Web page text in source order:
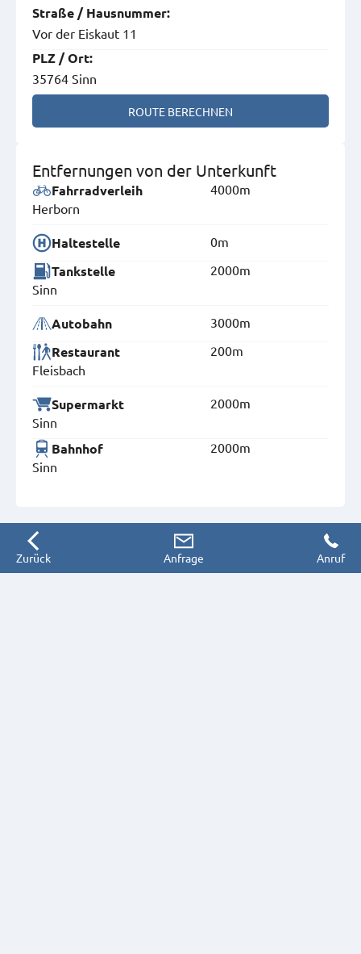
Straße / Hausnummer:
Vor der Eiskaut 11
PLZ /Ort:
35764 Sinn
ROUTE BERECHNEN
Entfernungen von der Unterkunft
Fahrradverleih
Herborn
4000m
Haltestelle 0m
Tankstelle
Sinn
2000m
Autobahn 3000m
Restaurant
Fleisbach
200m
Supermarkt
Sinn
2000m
Bahnhof
Sinn
2000m
Zurück Anfrage Anruf